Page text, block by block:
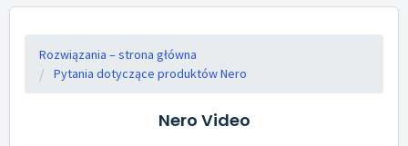
Rozwiązania – strona główna
Pytania dotyczące produktów Nero
Nero Video